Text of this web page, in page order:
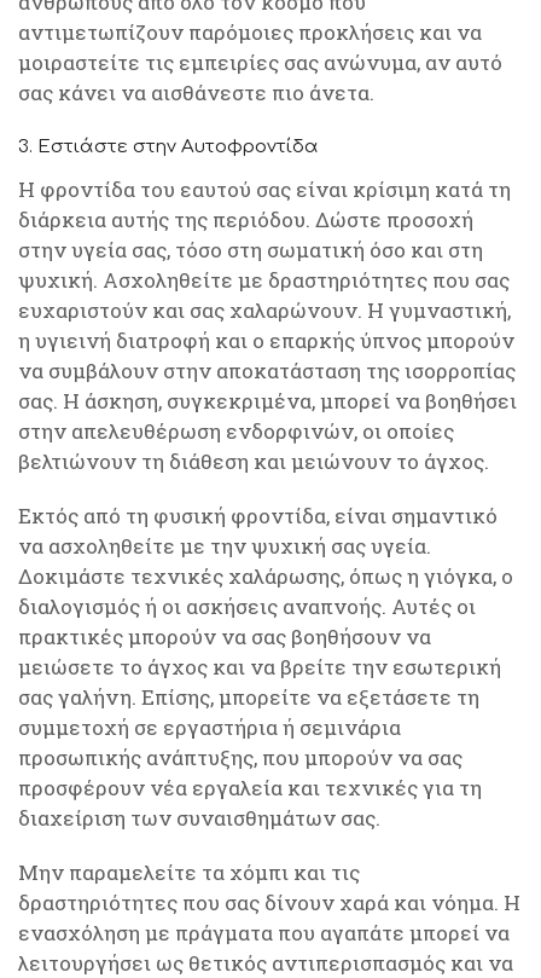
αντιμετωπίζουν παρόμοιες προκλήσεις και να
μοιραστείτε τις εμπειρίες σας ανώνυμα, αν αυτό
σας κάνει να αισθάνεστε πιο άνετα.
3. Εστιάστε στην Αυτοφροντίδα
Η φροντίδα του εαυτού σας είναι κρίσιμη κατά τη
διάρκεια αυτής της περιόδου. Δώστε προσοχή
στην υγεία σας, τόσο στη σωματική όσο και στη
ψυχική. Ασχοληθείτε με δραστηριότητες που σας
ευχαριστούν και σας χαλαρώνουν. Η γυμναστική,
η υγιεινή διατροφή και ο επαρκής ύπνος μπορούν
να συμβάλουν στην αποκατάσταση της ισορροπίας
σας. Η άσκηση, συγκεκριμένα, μπορεί να βοηθήσει
στην απελευθέρωση ενδορφινών, οι οποίες
βελτιώνουν τη διάθεση και μειώνουν το άγχος.
Εκτός από τη φυσική φροντίδα, είναι σημαντικό
να ασχοληθείτε με την ψυχική σας υγεία.
Δοκιμάστε τεχνικές χαλάρωσης, όπως η γιόγκα, ο
διαλογισμός ή οι ασκήσεις αναπνοής. Αυτές οι
πρακτικές μπορούν να σας βοηθήσουν να
μειώσετε το άγχος και να βρείτε την εσωτερική
σας γαλήνη. Επίσης, μπορείτε να εξετάσετε τη
συμμετοχή σε εργαστήρια ή σεμινάρια
προσωπικής ανάπτυξης, που μπορούν να σας
προσφέρουν νέα εργαλεία και τεχνικές για τη
διαχείριση των συναισθημάτων σας.
Μην παραμελείτε τα χόμπι και τις
δραστηριότητες που σας δίνουν χαρά και νόημα. Η
ενασχόληση με πράγματα που αγαπάτε μπορεί να
λειτουργήσει ως θετικός αντιπερισπασμός και να